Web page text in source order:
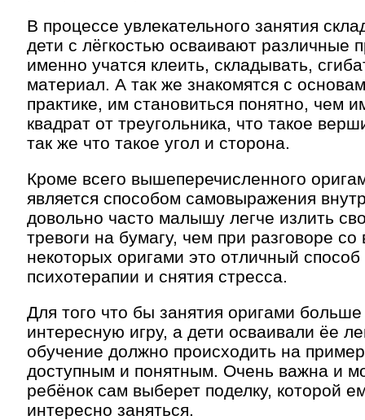
В процессе увлекательного занятия
дети с лёгкостью осваивают различные
именно учатся клеить, складывать,
материал. А так же знакомятся с
практике, им становиться понятно, чем
квадрат от треугольника, что такое
так же что такое угол и сторона.
Кроме всего вышеперечисленного
является способом самовыражения
довольно часто малышу легче излить
тревоги на бумагу, чем при разговоре
некоторых оригами это отличный
психотерапии и снятия стресса.
Для того что бы занятия оригами
интересную игру, а дети осваивали ёе
обучение должно происходить на
доступным и понятным. Очень важна и
ребёнок сам выберет поделку, которой
интересно заняться.